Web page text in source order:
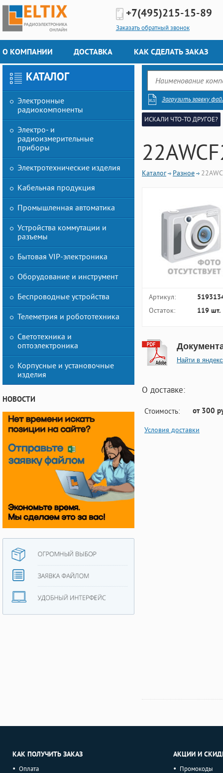
+7(495)215-15-89
Заказать обратный звонок
О КОМПАНИИ ДОСТАВКА КАК СДЕЛАТЬ ЗАКАЗ
КАТАЛОГ
Электронные
радиокомпоненты
Электро- и
радиоизмерительные
приборы
Электротехнические изделия
Кабельная продукция
Промышленная автоматика
Устройства коммутации и
разъемы
Бытовая VIP-электроника
Оборудование и инструмент
Беспроводные устройства
Телеметрия и робототехника
Светотехника и
оптоэлектроника
Корпусные и установочные
изделия
НОВОСТИ
Загрузить заявку
ИСКАЛИ ЧТО-ТО ДРУГОЕ?
Каталог Разное
Артикул:
Остаток: 119 шт.
Найти в яндекс
О доставке:
Стоимость: от 300
Условия доставки
КАК ПОЛУЧИТЬ ЗАКАЗ
Оплата
АКЦИИ И
Промокоды